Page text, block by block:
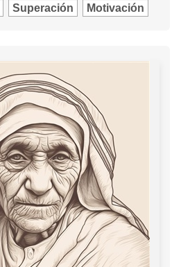
Superación Motivación